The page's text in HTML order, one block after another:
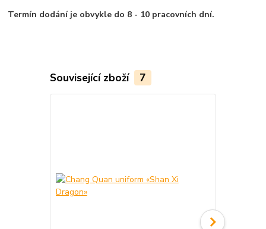
Termín dodání je obvykle do 8 - 10 pracovních dní.
Související zboží 7